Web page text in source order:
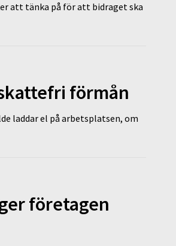
att tänka på för att bidraget ska
förmån
laddar el på arbetsplatsen, om
företagen